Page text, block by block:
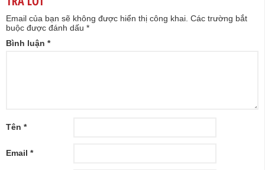
Email của bạn sẽ không được hiển thị công khai. Các trường bắt
buộc được đánh dấu *
Bình luận *
Tên *
Email *